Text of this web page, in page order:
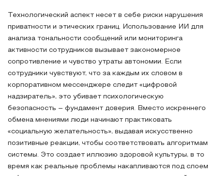
Технологический аспект несет в себе риски нарушения
приватности и этических границ. Использование ИИ для
анализа тональности сообщений или мониторинга
активности сотрудников вызывает закономерное
сопротивление и чувство утраты автономии. Если
сотрудники чувствуют, что за каждым их словом в
корпоративном мессенджере следит «цифровой
надзиратель», это убивает психологическую
безопасность – фундамент доверия. Вместо искреннего
обмена мнениями люди начинают практиковать
«социальную желательность», выдавая искусственно
позитивные реакции, чтобы соответствовать алгоритмам
системы. Это создает иллюзию здоровой культуры, в то
время как реальные проблемы накапливаются под слоем